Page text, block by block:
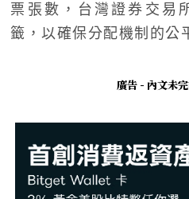
票張數，台灣證券交易
籤，以確保分配機制的公
廣告 - 內文未